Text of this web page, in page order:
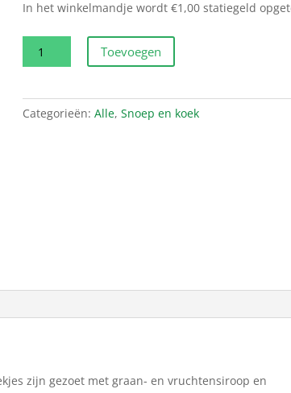
In het winkelmandje wordt €1,00 statiegeld
Koekjes
smic-
(300
gram)
Toevoegen
Categorieën:Alle,Snoep en koek
zijn gezoet met graan- en vruchtensiroop en